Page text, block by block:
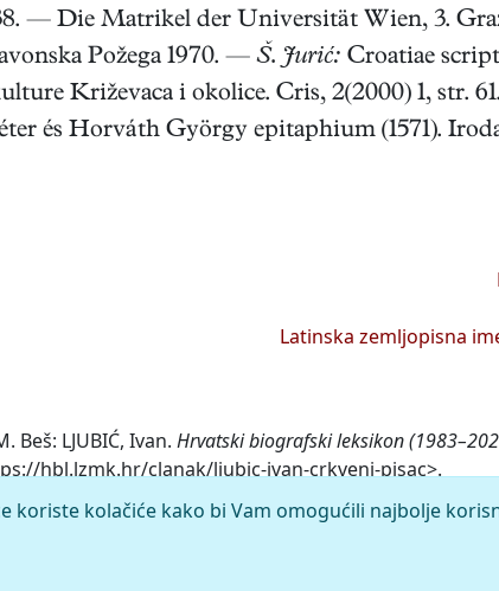
— Die Matrikel der Universität Wien, 3.
Požega 1970. — Š. Jurić: Croatiae
Križevaca i okolice. Cris, 2(2000) 1, str.
és Horváth György epitaphium (1571).
Latinska zemljopisna
Beš: LJUBIĆ, Ivan. Hrvatski biografski leksikon
hbl.lzmk.hr/clanak/ljubic-ivan-crkveni-pisac>.
koriste kolačiće kako bi Vam omogućili najbolje